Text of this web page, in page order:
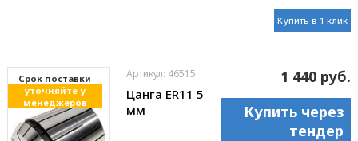
Купить в 1 клик
Cрок поставки
уточняйте у
менеджеров
Артикул: 46515
Цанга ER11 5
мм
1 440 руб.
Купить через
тендер